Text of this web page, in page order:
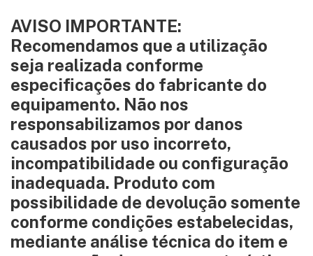
AVISO IMPORTANTE:
Recomendamos que a utilização
seja realizada conforme
especificações do fabricante do
equipamento. Não nos
responsabilizamos por danos
causados por uso incorreto,
incompatibilidade ou configuração
inadequada. Produto com
possibilidade de devolução somente
conforme condições estabelecidas,
mediante análise técnica do item e